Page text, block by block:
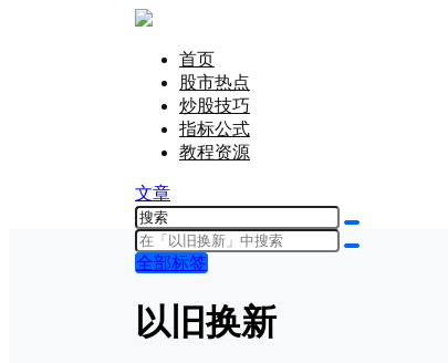
首页
股市热点
炒股技巧
指标公式
教程资源
文章
全部标签
以旧换新